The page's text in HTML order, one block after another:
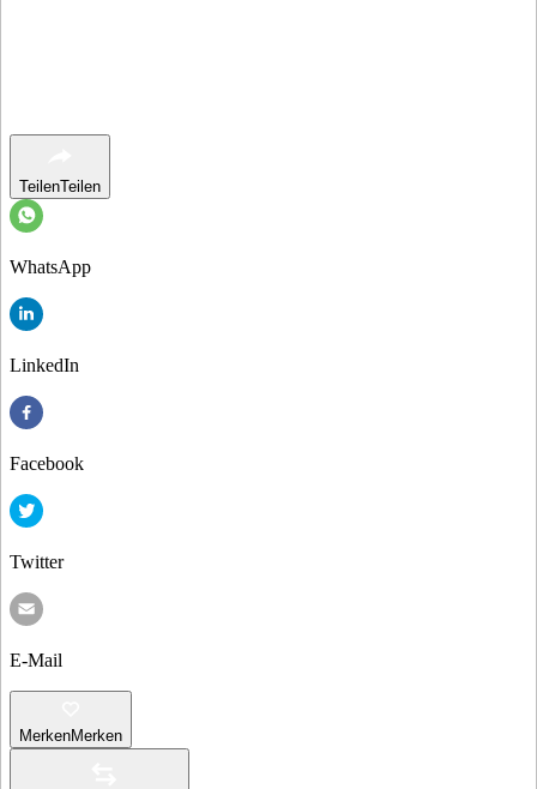
TeilenTeilen
WhatsApp
LinkedIn
Facebook
Twitter
E-Mail
MerkenMerken